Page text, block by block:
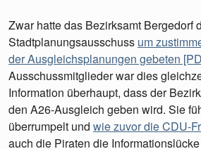
Zwar hatte das Bezirksamt Bergedorf
Stadtplanungsausschuss um
der Ausgleichsplanungen gebeten
Ausschussmitglieder war dies
Information überhaupt, dass der
den A26-Ausgleich geben wird. Sie
überrumpelt und wie zuvor die CDU-
auch die Piraten die